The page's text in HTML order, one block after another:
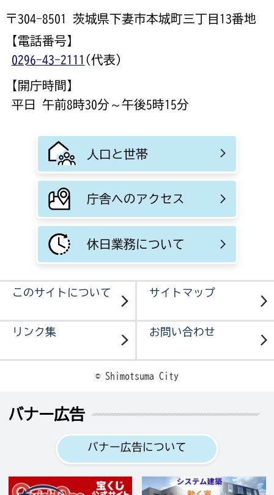
〒304-8501 茨城県下妻市本城町三丁目13番地
【電話番号】
0296-43-2111 (代表)
【開庁時間】
平日 午前8時30分～午後5時15分
人口と世帯
庁舎へのアクセス
休日業務について
このサイトについて サイトマップ
リンク集 お問い合わせ
© Shimotsuma City
バナー広告
バナー広告について